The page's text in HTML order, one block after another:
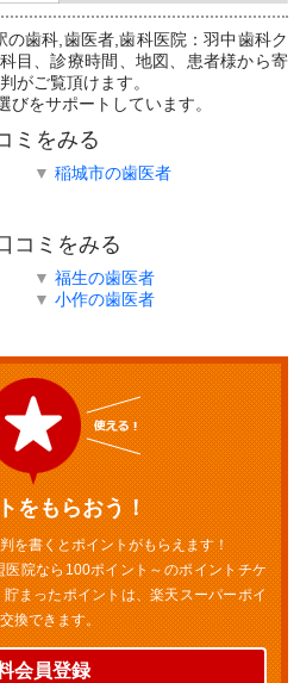
歯科,歯医者,歯科医院：羽中歯科ク
目、診療時間、地図、患者様から寄
がご覧頂けます。
をサポートしています。
ミをみる
▼ 稲城市の歯医者
コミをみる
▼ 福生の歯医者
▼ 小作の歯医者
をもらおう！
を書くとポイントがもらえます！
院なら100ポイント～のポイントチケ
まったポイントは、楽天スーパーポイ
換できます。
会員登録